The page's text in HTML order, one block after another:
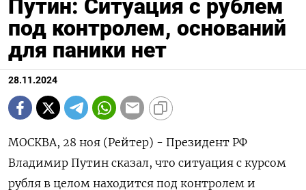
Путин: Ситуация с рублем
под контролем, оснований
для паники нет
28.11.2024
МОСКВА, 28 ноя (Рейтер) - Президент РФ
Владимир Путин сказал, что ситуация с курсом
рубля в целом находится под контролем и